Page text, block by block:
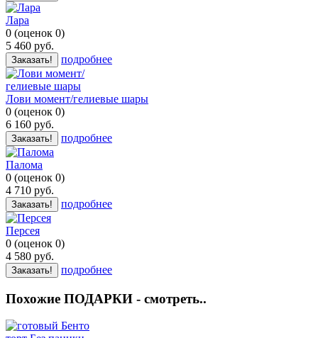
Лара
0 (оценок 0)
5 460 руб.
Заказать! подробнее
Лови момент/гелиевые шары
0 (оценок 0)
6 160 руб.
Заказать! подробнее
Палома
0 (оценок 0)
4 710 руб.
Заказать! подробнее
Персея
0 (оценок 0)
4 580 руб.
Заказать! подробнее
Похожие ПОДАРКИ - смотреть..